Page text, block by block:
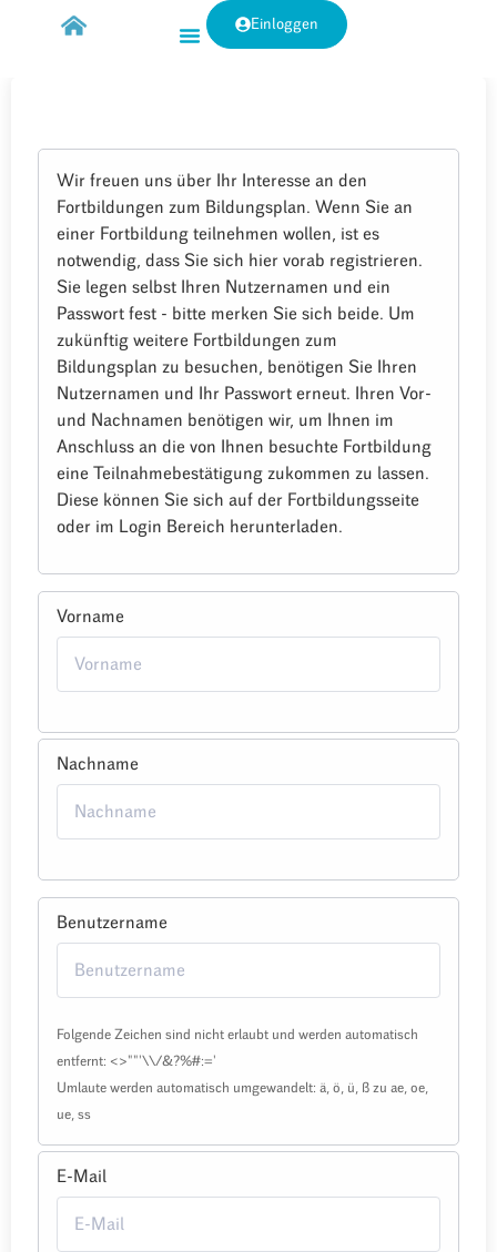
Einloggen
Wir freuen uns über Ihr Interesse an den
Fortbildungen zum Bildungsplan. Wenn Sie an
einer Fortbildung teilnehmen wollen, ist es
notwendig, dass Sie sich hier vorab registrieren.
Sie legen selbst Ihren Nutzernamen und ein
Passwort fest - bitte merken Sie sich beide. Um
zukünftig weitere Fortbildungen zum
Bildungsplan zu besuchen, benötigen Sie Ihren
Nutzernamen und Ihr Passwort erneut. Ihren Vor-
und Nachnamen benötigen wir, um Ihnen im
Anschluss an die von Ihnen besuchte Fortbildung
eine Teilnahmebestätigung zukommen zu lassen.
Diese können Sie sich auf der Fortbildungsseite
oder im Login Bereich herunterladen.
Vorname
Nachname
Benutzername
Folgende Zeichen sind nicht erlaubt und werden automatisch
entfernt: <>""'\\/&?%#:='
Umlaute werden automatisch umgewandelt: ä, ö, ü, ß zu ae, oe,
ue, ss
E-Mail